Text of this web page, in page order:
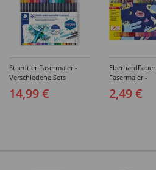
Staedtler Fasermaler -
Verschiedene Sets
14,99 €
EberhardFaber
Fasermaler -
2,49 €